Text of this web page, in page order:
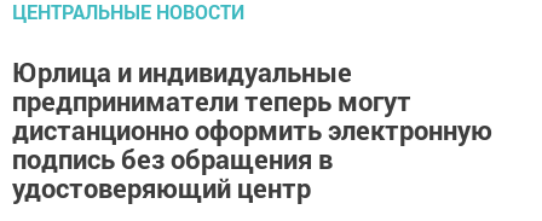
ЦЕНТРАЛЬНЫЕ НОВОСТИ
Юрлица и индивидуальные
предприниматели теперь могут
дистанционно оформить электронную
подпись без обращения в
удостоверяющий центр